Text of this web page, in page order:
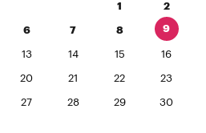
1 2
6 7 8 9
13 14 15 16
20 21 22 23
27 28 29 30